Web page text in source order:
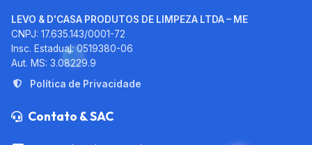
Prendedor
Rodo
LEVO & D'CASA PRODUTOS DE LIMPEZA LTDA – ME
CNPJ: 17.635.143/0001-72
Insc. Estadual: 0519380-06
Aut. MS: 3.08229.9
Política de Privacidade
Contato & SAC